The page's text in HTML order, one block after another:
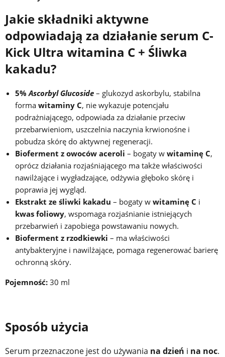
Jakie składniki aktywne
odpowiadają za działanie serum C-
Kick Ultra witamina C + Śliwka
kakadu?
5%Ascorbyl Glucoside – glukozyd askorbylu, stabilna
forma witaminy C, nie wykazuje potencjału
podrażniającego, odpowiada za działanie przeciw
przebarwieniom, uszczelnia naczynia krwionośne i
pobudza skórę do aktywnej regeneracji.
Bioferment z owoców aceroli – bogaty w witaminę C,
oprócz działania rozjaśniającego ma także właściwości
nawilżające i wygładzające, odżywia głęboko skórę i
poprawia jej wygląd.
Ekstrakt ze śliwki kakadu – bogaty w witaminę C i
kwas foliowy, wspomaga rozjaśnianie istniejących
przebarwień i zapobiega powstawaniu nowych.
Bioferment z rzodkiewki – ma właściwości
antybakteryjne i nawilżające, pomaga regenerować barierę
ochronną skóry.
Pojemność: 30 ml
Sposób użycia
Serum przeznaczone jest do używania na dzień i na noc.